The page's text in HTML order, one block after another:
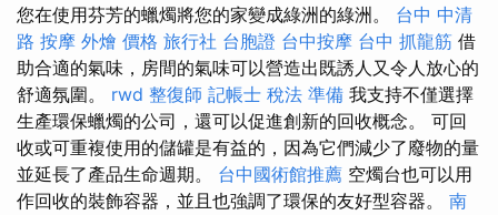
您在使用芬芳的蠟燭將您的家變成綠洲的綠洲。 台中 中清
路 按摩 外燴 價格 旅行社 台胞證 台中按摩 台中 抓龍筋 借
助合適的氣味，房間的氣味可以營造出既誘人又令人放心的
舒適氛圍。 rwd 整復師 記帳士 稅法 準備 我支持不僅選擇
生產環保蠟燭的公司，還可以促進創新的回收概念。 可回
收或可重複使用的儲罐是有益的，因為它們減少了廢物的量
並延長了產品生命週期。 台中國術館推薦 空燭台也可以用
作回收的裝飾容器，並且也強調了環保的友好型容器。 南